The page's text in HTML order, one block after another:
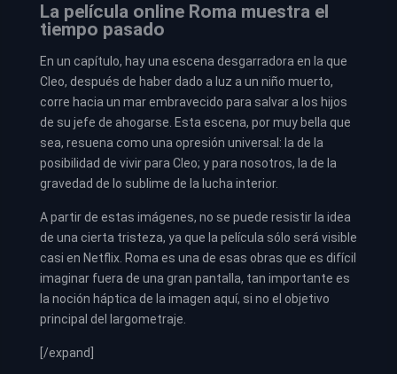
La película online Roma muestra el
tiempo pasado
En un capítulo, hay una escena desgarradora en la que
Cleo, después de haber dado a luz a un niño muerto,
corre hacia un mar embravecido para salvar a los hijos
de su jefe de ahogarse. Esta escena, por muy bella que
sea, resuena como una opresión universal: la de la
posibilidad de vivir para Cleo; y para nosotros, la de la
gravedad de lo sublime de la lucha interior.
A partir de estas imágenes, no se puede resistir la idea
de una cierta tristeza, ya que la película sólo será visible
casi en Netflix. Roma es una de esas obras que es difícil
imaginar fuera de una gran pantalla, tan importante es
la noción háptica de la imagen aquí, si no el objetivo
principal del largometraje.
[/expand]